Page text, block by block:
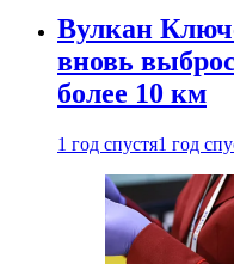
Вулкан
вновь
более 10 км
1 год спустя1 год